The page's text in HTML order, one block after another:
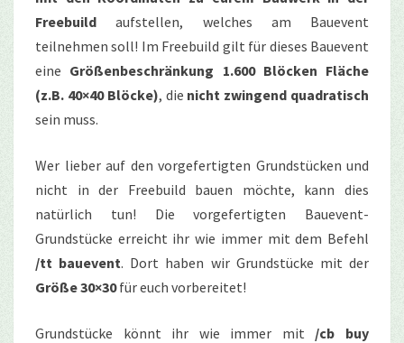
Freebuild aufstellen, welches am Bauevent
teilnehmen soll! Im Freebuild gilt für dieses Bauevent
eine Größenbeschränkung 1.600 Blöcken Fläche
(z.B. 40×40 Blöcke), die nicht zwingend quadratisch
sein muss.
Wer lieber auf den vorgefertigten Grundstücken und
nicht in der Freebuild bauen möchte, kann dies
natürlich tun! Die vorgefertigten Bauevent-
Grundstücke erreicht ihr wie immer mit dem Befehl
/tt bauevent. Dort haben wir Grundstücke mit der
Größe 30×30für euch vorbereitet!
Grundstücke könnt ihr wie immer mit /cb buy